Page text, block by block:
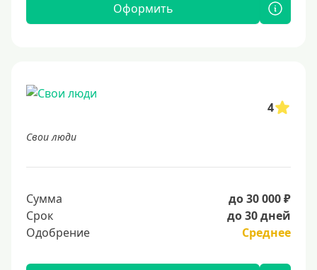
Оформить
4
Свои люди
Сумма
до 30 000 ₽
Срок
до 30 дней
Одобрение
Среднее